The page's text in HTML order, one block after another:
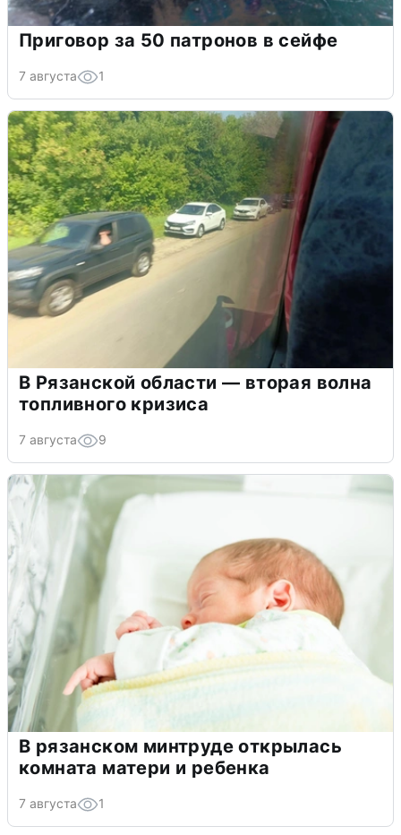
Приговор за 50 патронов в сейфе
7 августа 1
В Рязанской области — вторая волна
топливного кризиса
7 августа 9
В рязанском минтруде открылась
комната матери и ребенка
7 августа 1